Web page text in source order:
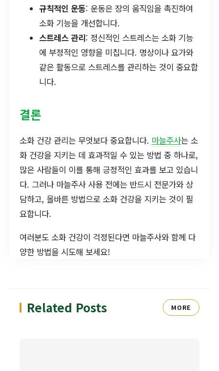
규칙적인 운동: 운동은 장의 움직임을 촉진하여
소화 기능을 개선합니다.
스트레스 관리: 정신적인 스트레스는 소화 기능
에 부정적인 영향을 미칩니다. 명상이나 요가와
같은 활동으로 스트레스를 관리하는 것이 중요합
니다.
결론
소화 건강 관리는 무엇보다 중요합니다. 마늘주사는 소
화 건강을 지키는 데 효과적일 수 있는 방법 중 하나로,
많은 사람들이 이를 통해 긍정적인 효과를 보고 있습니
다. 그러나 마늘주사 사용 전에는 반드시 전문가와 상
담하고, 올바른 방법으로 소화 건강을 지키는 것이 필
요합니다.
여러분도 소화 건강이 걱정된다면 마늘주사와 함께 다
양한 방법을 시도해 보세요!
Related Posts MORE